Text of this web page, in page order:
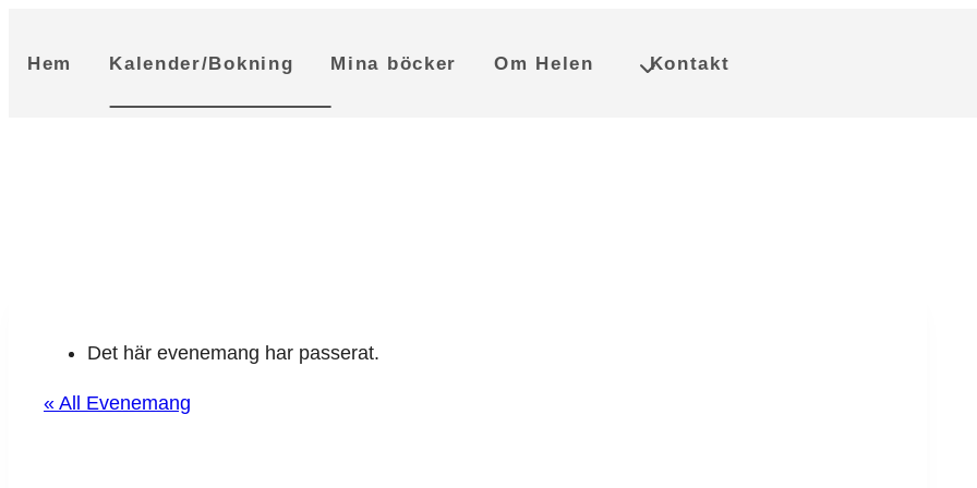
Hem Kalender/Bokning Mina böcker Om Helen Kontakt
Det här evenemang har passerat.
« All Evenemang